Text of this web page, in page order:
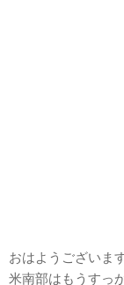
おはようございます
米南部はもうすっ